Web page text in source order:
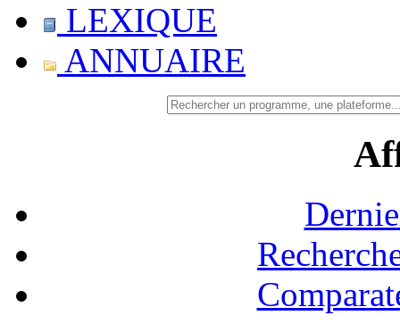
LEXIQUE
ANNUAIRE